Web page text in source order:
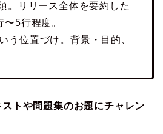
。リリース全体を要約した
5行程度。
う位置づけ。背景・目的、
トや問題集のお題にチャレン